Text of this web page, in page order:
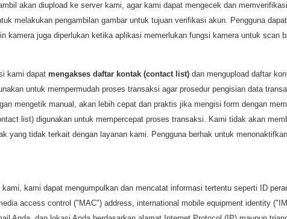
akan diupload ke server kami, agar kami dapat mengecek dan
melakukan pengambilan gambar untuk tujuan verifikasi akun. Pengguna
kamera juga diperlukan ketika aplikasi memerlukan fungsi kamera untuk scan
kami dapat mengakses daftar kontak (contact list) dan mengupload daftar
untuk mempermudah proses transaksi agar prosedur pengisian data
mengetik manual, akan lebih cepat dan praktis jika mengisi form dengan
list) digunakan untuk mempercepat proses transaksi. Kami tidak akan
yang tidak terkait dengan layanan kami. Pengguna berhak untuk
kami dapat mengumpulkan dan mencatat informasi tertentu seperti ID
access control ("MAC") address, international mobile equipment identity